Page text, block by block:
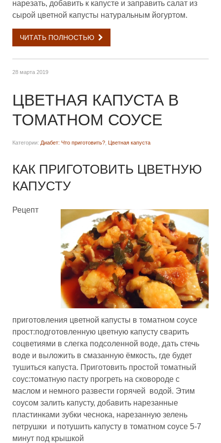
нарезать, добавить к капусте и заправить салат из
сырой цветной капусты натуральным йогуртом.
ЧИТАТЬ ПОЛНОСТЬЮ
28 марта 2019
ЦВЕТНАЯ КАПУСТА В
ТОМАТНОМ СОУСЕ
Категории: Диабет: Что приготовить? Цветная капуста
КАК ПРИГОТОВИТЬ ЦВЕТНУЮ
КАПУСТУ
Рецепт
приготовления цветной капусты в томатном соусе
прост:подготовленную цветную капусту сварить
соцветиями в слегка подсоленной воде, дать стечь
воде и выложить в смазанную ёмкость, где будет
тушиться капуста. Приготовить простой томатный
соус:томатную пасту прогреть на сковороде с
маслом и немного развести горячей водой. Этим
соусом залить капусту, добавить нарезанные
пластинками зубки чеснока, нарезанную зелень
петрушки и потушить капусту в томатном соусе 5-7
минут под крышкой